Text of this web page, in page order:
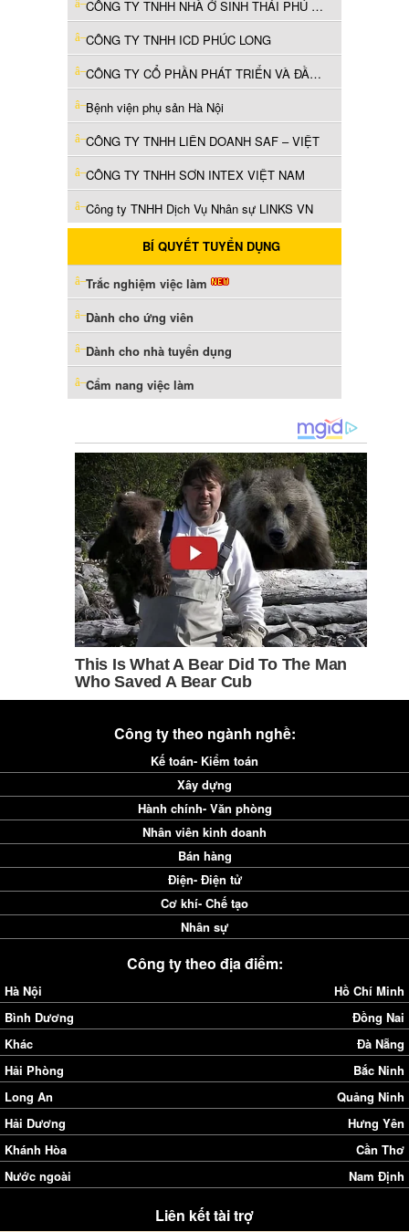
CÔNG TY TNHH NHÀ Ở SINH THÁI PHÚ MINH
CÔNG TY TNHH ICD PHÚC LONG
CÔNG TY CỔ PHẦN PHÁT TRIỂN VÀ ĐẦU TƯ XÂY DỰNG VINCONS
Bệnh viện phụ sản Hà Nội
CÔNG TY TNHH LIÊN DOANH SAF – VIỆT
CÔNG TY TNHH SƠN INTEX VIỆT NAM
Công ty TNHH Dịch Vụ Nhân sự LINKS VN
BÍ QUYẾT TUYỂN DỤNG
Trắc nghiệm việc làm
Dành cho ứng viên
Dành cho nhà tuyển dụng
Cẩm nang việc làm
Công ty theo ngành nghề:
Kế toán- Kiểm toán
Xây dựng
Hành chính- Văn phòng
Nhân viên kinh doanh
Bán hàng
Điện- Điện tử
Cơ khí- Chế tạo
Nhân sự
Công ty theo địa điểm:
Hà Nội
Hồ Chí Minh
Bình Dương
Đồng Nai
Khác
Đà Nẵng
Hải Phòng
Bắc Ninh
Long An
Quảng Ninh
Hải Dương
Hưng Yên
Khánh Hòa
Cần Thơ
Nước ngoài
Nam Định
Liên kết tài trợ